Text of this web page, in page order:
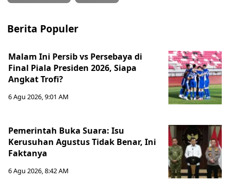
Berita Populer
Malam Ini Persib vs Persebaya di
Final Piala Presiden 2026, Siapa
Angkat Trofi?
6 Agu 2026, 9:01 AM
Pemerintah Buka Suara: Isu
Kerusuhan Agustus Tidak Benar, Ini
Faktanya
6 Agu 2026, 8:42 AM